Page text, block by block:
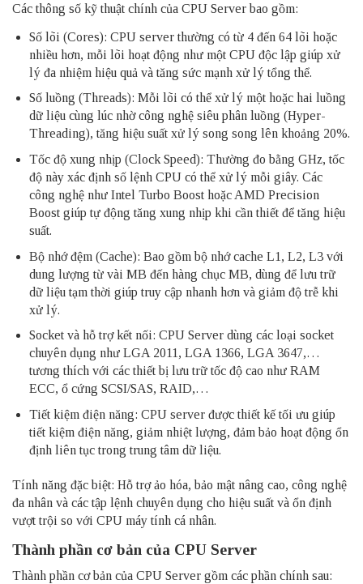
Các thông số kỹ thuật chính của CPU Server bao gồm:
Số lõi (Cores): CPU server thường có từ 4 đến 64 lõi hoặc
nhiều hơn, mỗi lõi hoạt động như một CPU độc lập giúp xử
lý đa nhiệm hiệu quả và tăng sức mạnh xử lý tổng thể.
Số luồng (Threads): Mỗi lõi có thể xử lý một hoặc hai luồng
dữ liệu cùng lúc nhờ công nghệ siêu phân luồng (Hyper-
Threading), tăng hiệu suất xử lý song song lên khoảng 20%.
Tốc độ xung nhịp (Clock Speed): Thường đo bằng GHz, tốc
độ này xác định số lệnh CPU có thể xử lý mỗi giây. Các
công nghệ như Intel Turbo Boost hoặc AMD Precision
Boost giúp tự động tăng xung nhịp khi cần thiết để tăng hiệu
suất.
Bộ nhớ đệm (Cache): Bao gồm bộ nhớ cache L1, L2, L3 với
dung lượng từ vài MB đến hàng chục MB, dùng để lưu trữ
dữ liệu tạm thời giúp truy cập nhanh hơn và giảm độ trễ khi
xử lý.
Socket và hỗ trợ kết nối: CPU Server dùng các loại socket
chuyên dụng như LGA 2011, LGA 1366, LGA 3647,…
tương thích với các thiết bị lưu trữ tốc độ cao như RAM
ECC, ổ cứng SCSI/SAS, RAID,…
Tiết kiệm điện năng: CPU server được thiết kế tối ưu giúp
tiết kiệm điện năng, giảm nhiệt lượng, đảm bảo hoạt động ổn
định liên tục trong trung tâm dữ liệu.
Tính năng đặc biệt: Hỗ trợ ảo hóa, bảo mật nâng cao, công nghệ
đa nhân và các tập lệnh chuyên dụng cho hiệu suất và ổn định
vượt trội so với CPU máy tính cá nhân.
Thành phần cơ bản của CPU Server
Thành phần cơ bản của CPU Server gồm các phần chính sau: